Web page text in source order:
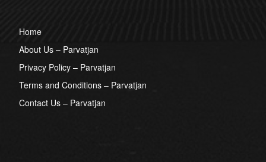
Home
About Us – Parvatjan
Privacy Policy – Parvatjan
Terms and Conditions – Parvatjan
Contact Us – Parvatjan